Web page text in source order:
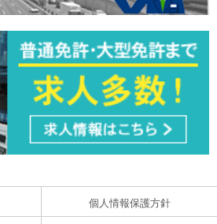
個人情報保護方針